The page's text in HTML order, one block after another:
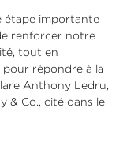
étape importante
renforcer notre
tout en
répondre à la
Anthony Ledru,
& Co., cité dans le